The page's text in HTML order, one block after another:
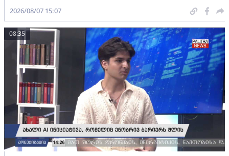
2026/08/07 15:07
08:35